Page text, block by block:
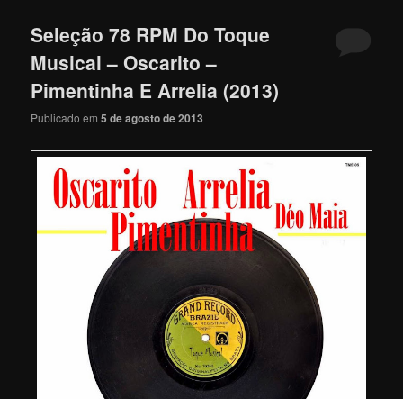
Seleção 78 RPM Do Toque
Musical – Oscarito –
Pimentinha E Arrelia (2013)
Publicado em5 de agosto de 2013